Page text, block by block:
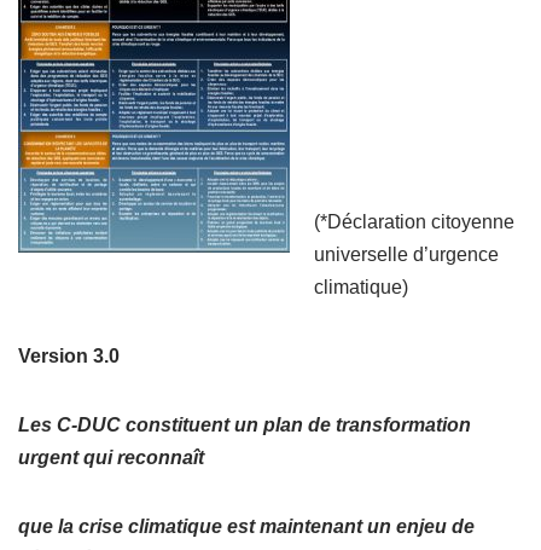
(*Déclaration citoyenne
universelle d’urgence
climatique)
Version 3.0
Les C-DUC constituent un plan de transformation
urgent qui reconnaît
que la crise climatique est maintenant un enjeu de